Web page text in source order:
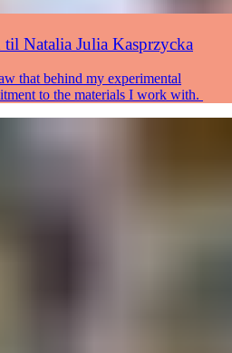
Natalia Julia Kasprzycka
that behind my experimental
to the materials I work with.